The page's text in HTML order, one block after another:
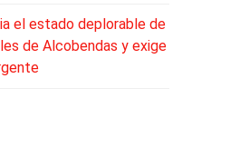
el estado deplorable de
de Alcobendas y exige